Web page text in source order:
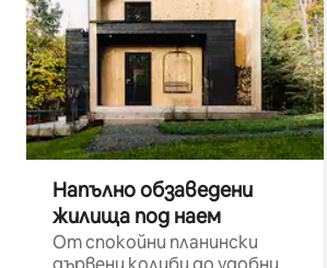
Напълно обзаведени
жилища под наем
От спокойни планински